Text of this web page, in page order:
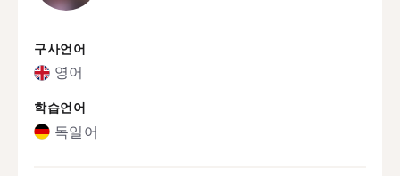
구사언어
영어
학습언어
독일어